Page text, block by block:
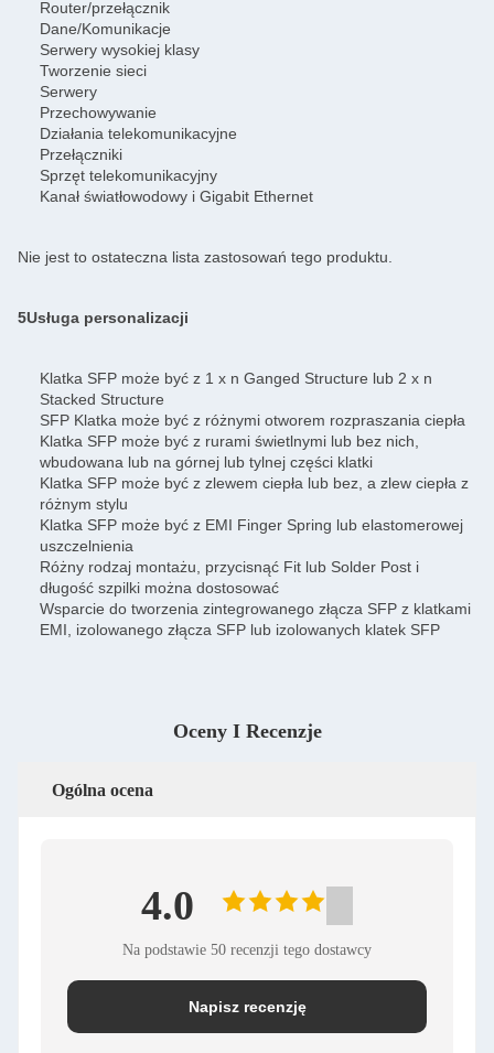
Router/przełącznik
Dane/Komunikacje
Serwery wysokiej klasy
Tworzenie sieci
Serwery
Przechowywanie
Działania telekomunikacyjne
Przełączniki
Sprzęt telekomunikacyjny
Kanał światłowodowy i Gigabit Ethernet
Nie jest to ostateczna lista zastosowań tego produktu.
5Usługa personalizacji
Klatka SFP może być z 1 x n Ganged Structure lub 2 x n
Stacked Structure
SFP Klatka może być z różnymi otworem rozpraszania ciepła
Klatka SFP może być z rurami świetlnymi lub bez nich,
wbudowana lub na górnej lub tylnej części klatki
Klatka SFP może być z zlewem ciepła lub bez, a zlew ciepła z
różnym stylu
Klatka SFP może być z EMI Finger Spring lub elastomerowej
uszczelnienia
Różny rodzaj montażu, przycisnąć Fit lub Solder Post i
długość szpilki można dostosować
Wsparcie do tworzenia zintegrowanego złącza SFP z klatkami
EMI, izolowanego złącza SFP lub izolowanych klatek SFP
Oceny I Recenzje
Ogólna ocena
4.0
Na podstawie 50 recenzji tego dostawcy
Napisz recenzję